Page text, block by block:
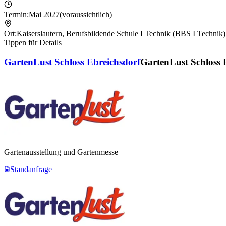
Termin:Mai 2027(voraussichtlich)
Ort:Kaiserslautern, Berufsbildende Schule I Technik (BBS I Technik)
Tippen für Details
GartenLust Schloss EbreichsdorfGartenLust Schloss
Gartenausstellung und Gartenmesse
Standanfrage